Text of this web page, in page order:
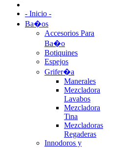
- Inicio -
Ba�os
Accesorios Para
Ba�o
Botiquines
Espejos
Grifer�a
Manerales
Mezcladora
Lavabos
Mezcladora
Tina
Mezcladoras
Regaderas
Innodoros y